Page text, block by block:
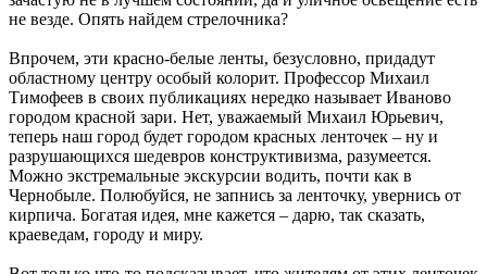
не везде. Опять найдем стрелочника?
Впрочем, эти красно-белые ленты, безусловно, придадут
областному центру особый колорит. Профессор Михаил
Тимофеев в своих публикациях нередко называет Иваново
городом красной зари. Нет, уважаемый Михаил Юрьевич,
теперь наш город будет городом красных ленточек – ну и
разрушающихся шедевров конструктивизма, разумеется.
Можно экстремальные экскурсии водить, почти как в
Чернобыле. Полюбуйся, не запнись за ленточку, увернись от
кирпича. Богатая идея, мне кажется – дарю, так сказать,
краеведам, городу и миру.